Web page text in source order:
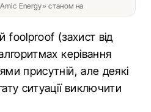
Energy» станом на
foolproof (захист від
керівання
присутній, але деякі
ситуації виключити